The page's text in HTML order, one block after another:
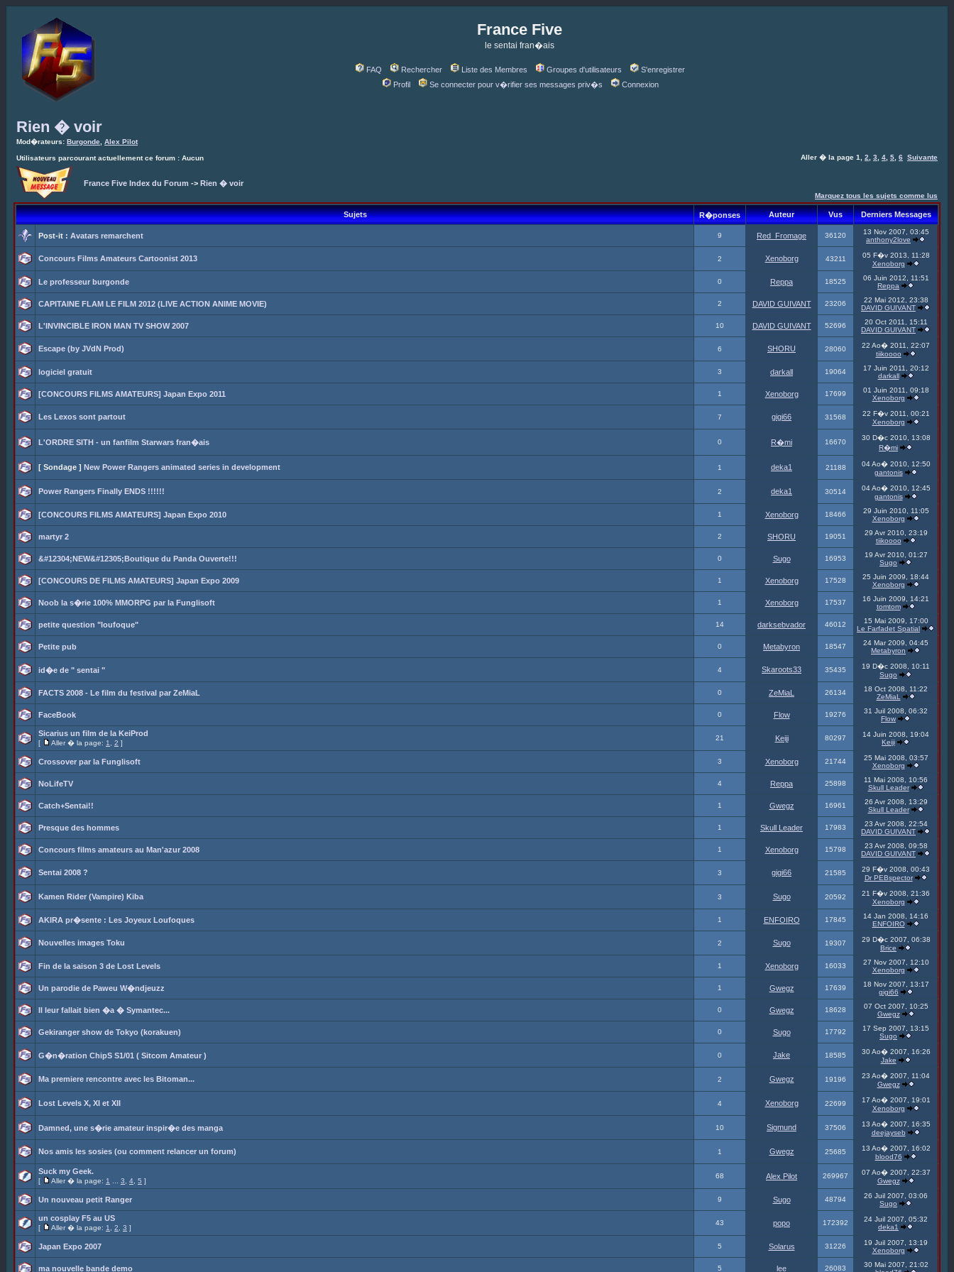
France Five
le sentai fran�ais
FAQ Rechercher Liste des Membres Groupes d'utilisateurs
S'enregistrer
Profil
Se connecter pour v�rifier ses messages priv�s Connexion
Rien � voir
Mod�rateurs: Burgonde Alex Pilot
Utilisateurs parcourant actuellement ce forum : Aucun Aller � la page 1 2 3 4 5 6 Suivante
France Five Index du Forum -> Rien � voir
Marquez tous les sujets comme lus
Sujets R�ponses Auteur Vus Derniers Messages
Post-it : Avatars remarchent 9 Red_Fromage 36120
13 Nov 2007, 03:45
anthony2love
Concours Films Amateurs Cartoonist 2013 2 Xenoborg 43211
05 F�v 2013, 11:28
Xenoborg
Le professeur burgonde 0 Reppa 18525
06 Juin 2012, 11:51
Reppa
CAPITAINE FLAM LE FILM 2012 (LIVE ACTION ANIME MOVIE) 2 DAVID GUIVANT 23206
22 Mai 2012, 23:38
DAVID GUIVANT
L'INVINCIBLE IRON MAN TV SHOW 2007 10 DAVID GUIVANT 52696
20 Oct 2011, 15:11
DAVID GUIVANT
Escape (by JVdN Prod) 6 SHORU 28060
22 Ao� 2011, 22:07
tiikoooo
logiciel gratuit 3 darkall 19064
17 Juin 2011, 20:12
darkall
[CONCOURS FILMS AMATEURS] Japan Expo 2011 1 Xenoborg 17699
01 Juin 2011, 09:18
Xenoborg
Les Lexos sont partout 7 gigi66 31568
22 F�v 2011, 00:21
Xenoborg
L'ORDRE SITH - un fanfilm Starwars fran�ais 0 R�mi 16670
30 D�c 2010, 13:08
R�mi
[ Sondage ] New Power Rangers animated series in development 1 deka1 21188
04 Ao� 2010, 12:50
gantonis
Power Rangers Finally ENDS !!!!!! 2 deka1 30514
04 Ao� 2010, 12:45
gantonis
[CONCOURS FILMS AMATEURS] Japan Expo 2010 1 Xenoborg 18466
29 Juin 2010, 11:05
Xenoborg
martyr 2 2 SHORU 19051
29 Avr 2010, 23:19
tiikoooo
&#12304;NEW&#12305;Boutique du Panda Ouverte!!! 0 Sugo 16953
19 Avr 2010, 01:27
Sugo
[CONCOURS DE FILMS AMATEURS] Japan Expo 2009 1 Xenoborg 17528
25 Juin 2009, 18:44
Xenoborg
Noob la s�rie 100% MMORPG par la Funglisoft 1 Xenoborg 17537
16 Juin 2009, 14:21
tomtom
petite question "loufoque" 14 darksebvador 46012
15 Mai 2009, 17:00
Le Farfadet Spatial
Petite pub 0 Metabyron 18547
24 Mar 2009, 04:45
Metabyron
id�e de " sentai " 4 Skaroots33 35435
19 D�c 2008, 10:11
Sugo
FACTS 2008 - Le film du festival par ZeMiaL 0 ZeMiaL 26134
18 Oct 2008, 11:22
ZeMiaL
FaceBook 0 Flow 19276
31 Juil 2008, 06:32
Flow
Sicarius un film de la KeiProd
[ Aller � la page: 1 2 ]
21 Keiji 80297
14 Juin 2008, 19:04
Keiji
Crossover par la Funglisoft 3 Xenoborg 21744
25 Mai 2008, 03:57
Xenoborg
NoLifeTV 4 Reppa 25898
11 Mai 2008, 10:56
Skull Leader
Catch+Sentai!! 1 Gwegz 16961
26 Avr 2008, 13:29
Skull Leader
Presque des hommes 1 Skull Leader 17983
23 Avr 2008, 22:54
DAVID GUIVANT
Concours films amateurs au Man'azur 2008 1 Xenoborg 15798
23 Avr 2008, 09:58
DAVID GUIVANT
Sentai 2008 ? 3 gigi66 21585
29 F�v 2008, 00:43
Dr PEBspector
Kamen Rider (Vampire) Kiba 3 Sugo 20592
21 F�v 2008, 21:36
Xenoborg
AKIRA pr�sente : Les Joyeux Loufoques 1 ENFOIRO 17845
14 Jan 2008, 14:16
ENFOIRO
Nouvelles images Toku 2 Sugo 19307
29 D�c 2007, 06:38
Brice
Fin de la saison 3 de Lost Levels 1 Xenoborg 16033
27 Nov 2007, 12:10
Xenoborg
Un parodie de Paweu W�ndjeuzz 1 Gwegz 17639
18 Nov 2007, 13:17
gigi66
Il leur fallait bien �a � Symantec... 0 Gwegz 18628
07 Oct 2007, 10:25
Gwegz
Gekiranger show de Tokyo (korakuen) 0 Sugo 17792
17 Sep 2007, 13:15
Sugo
G�n�ration ChipS S1/01 ( Sitcom Amateur ) 0 Jake 18585
30 Ao� 2007, 16:26
Jake
Ma premiere rencontre avec les Bitoman... 2 Gwegz 19196
23 Ao� 2007, 11:04
Gwegz
Lost Levels X, XI et XII 4 Xenoborg 22699
17 Ao� 2007, 19:01
Xenoborg
Damned, une s�rie amateur inspir�e des manga 10 Sigmund 37506
13 Ao� 2007, 16:35
deejayseb
Nos amis les sosies (ou comment relancer un forum) 1 Gwegz 25685
13 Ao� 2007, 16:02
blood76
Suck my Geek.
[ Aller � la page: 1 3 4 5 ]
68 Alex Pilot 269967
07 Ao� 2007, 22:37
Gwegz
Un nouveau petit Ranger 9 Sugo 48794
26 Juil 2007, 03:06
Sugo
un cosplay F5 au US
[ Aller � la page: 1 2 3 ]
43 popo 172392
24 Juil 2007, 05:32
deka1
Japan Expo 2007 5 Solarus 31226
19 Juil 2007, 13:19
Xenoborg
ma nouvelle bande demo 5 lee 26083
30 Mai 2007, 21:02